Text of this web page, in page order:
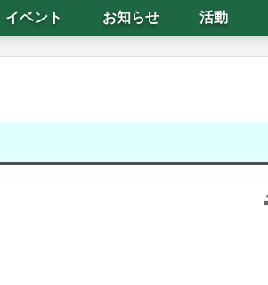
イベント お知らせ 活動